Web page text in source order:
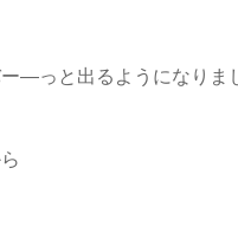
―っと出るようになりま